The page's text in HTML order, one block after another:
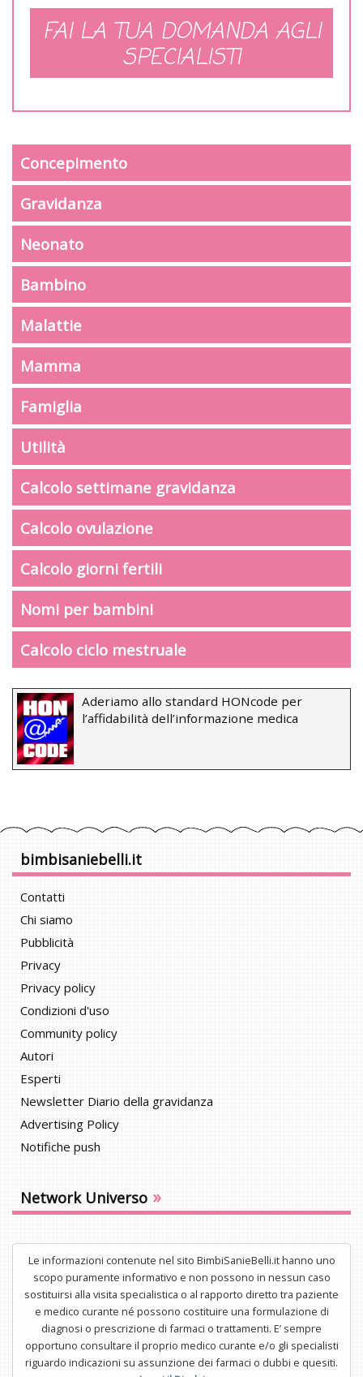
FAI LA TUA DOMANDA AGLI
SPECIALISTI
Concepimento
Gravidanza
Neonato
Bambino
Malattie
Mamma
Famiglia
Utilità
Calcolo settimane gravidanza
Calcolo ovulazione
Calcolo giorni fertili
Nomi per bambini
Calcolo ciclo mestruale
Aderiamo allo standard HONcode per
l’affidabilità dell’informazione medica
bimbisaniebelli.it
Contatti
Chi siamo
Pubblicità
Privacy
Privacy policy
Condizioni d'uso
Community policy
Autori
Esperti
Newsletter Diario della gravidanza
Advertising Policy
Notifiche push
Network Universo »
Le informazioni contenute nel sito BimbiSanieBelli.it hanno uno
scopo puramente informativo e non possono in nessun caso
sostituirsi alla visita specialistica o al rapporto diretto tra paziente
e medico curante né possono costituire una formulazione di
diagnosi o prescrizione di farmaci o trattamenti. E’ sempre
opportuno consultare il proprio medico curante e/o gli specialisti
riguardo indicazioni su assunzione dei farmaci o dubbi e quesiti.